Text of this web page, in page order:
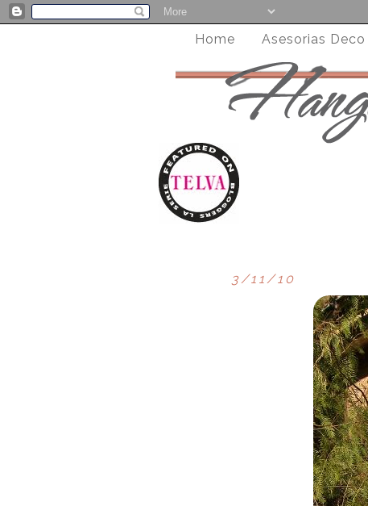
Home Asesorias Deco
3/11/10